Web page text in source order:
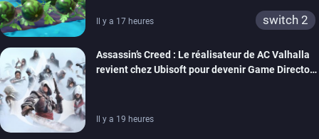
Il y a 17 heures switch 2
Assassin’s Creed : Le réalisateur de AC Valhalla
revient chez Ubisoft pour devenir Game Director
Il y a 19 heures